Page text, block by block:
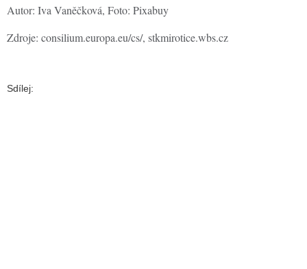
Autor: Iva Vaněčková, Foto: Pixabuy
Zdroje: consilium.europa.eu/cs/, stkmirotice.wbs.cz
Sdílej: